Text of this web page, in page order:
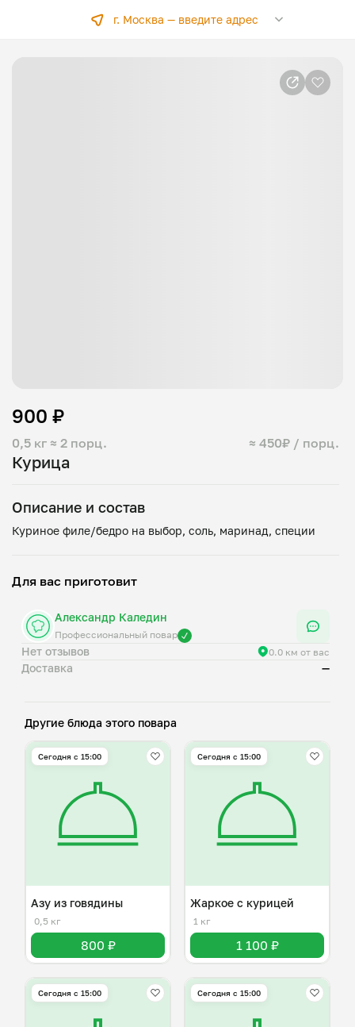
г. Москва —введите адрес
Курица
0,5 кг ≈ 2 порц. ≈ 450₽ / порц.
900 ₽
Описание и состав
Для вас приготовит
Александр Каледин
Профессиональный повар
Нет отзывов 0.0 км от вас
Доставка —
Другие блюда этого повара
Сегодня с 15:00
Азу из говядины
0,5 кг
800 ₽
Сегодня с 15:00
Жаркое с курицей
1 кг
1 100 ₽
Сегодня с 15:00 Сегодня с 15:00